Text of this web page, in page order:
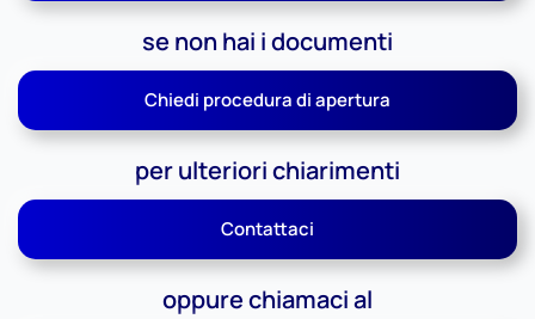
se non hai i documenti
Chiedi procedura di apertura
per ulteriori chiarimenti
Contattaci
oppure chiamaci al